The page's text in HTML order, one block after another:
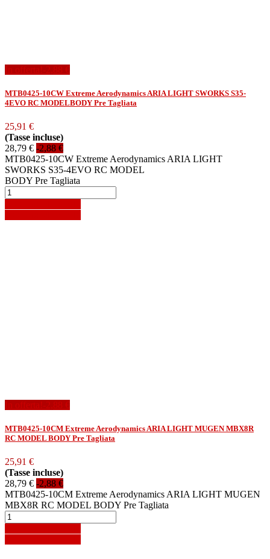
In offerta!-2,88 €
MTB0425-10CW Extreme Aerodynamics ARIA LIGHT SWORKS S35-
4EVO RC MODELBODY Pre Tagliata
25,91 €
(Tasse incluse)
28,79 € -2,88 €
MTB0425-10CW Extreme Aerodynamics ARIA LIGHT
SWORKS S35-4EVO RC MODEL
BODY Pre Tagliata
In offerta!-2,88 €
MTB0425-10CM Extreme Aerodynamics ARIA LIGHT MUGEN MBX8R
RC MODEL BODY Pre Tagliata
25,91 €
(Tasse incluse)
28,79 € -2,88 €
MTB0425-10CM Extreme Aerodynamics ARIA LIGHT MUGEN
MBX8R RC MODEL BODY Pre Tagliata